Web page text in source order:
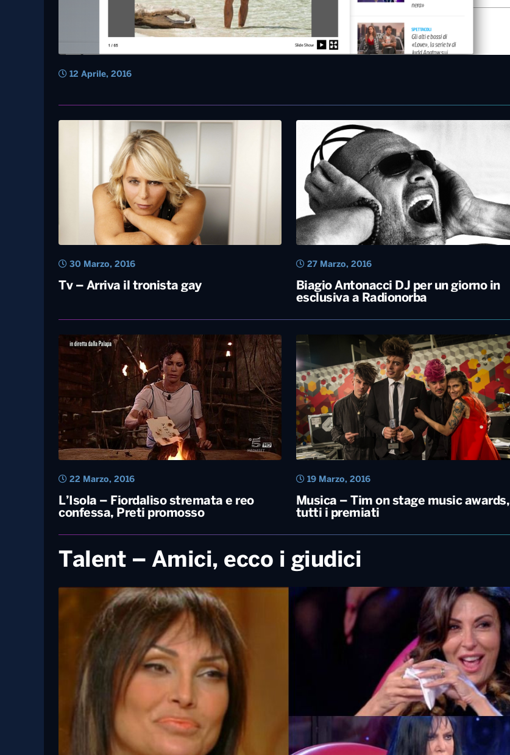
12 Aprile, 2016
Tv – Arriva il tronista gay
30 Marzo, 2016
Biagio Antonacci DJ per un giorno in
esclusiva a Radionorba
27 Marzo, 2016
L’Isola – Fiordaliso stremata e reo
confessa, Preti promosso
22 Marzo, 2016
Musica – Tim on stage music awards,
tutti i premiati
19 Marzo, 2016
Talent – Amici, ecco i giudici